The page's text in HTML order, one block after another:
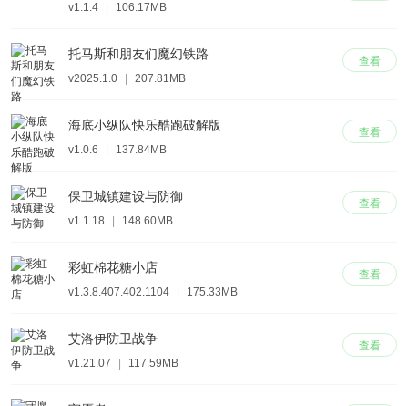
v1.1.4 106.17MB
查看
托马斯和朋友们魔幻铁路
v2025.1.0 207.81MB
查看
海底小纵队快乐酷跑破解版
v1.0.6 137.84MB
查看
保卫城镇建设与防御
v1.1.18 148.60MB
查看
彩虹棉花糖小店
v1.3.8.407.402.1104 175.33MB
查看
艾洛伊防卫战争
v1.21.07 117.59MB